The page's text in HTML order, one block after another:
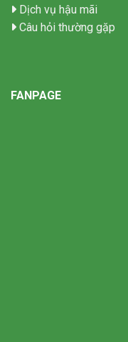
Dịch vụ hậu mãi
Câu hỏi thường gặp
FANPAGE